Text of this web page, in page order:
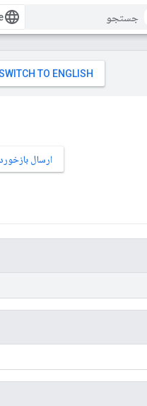
ارسال بازخورد